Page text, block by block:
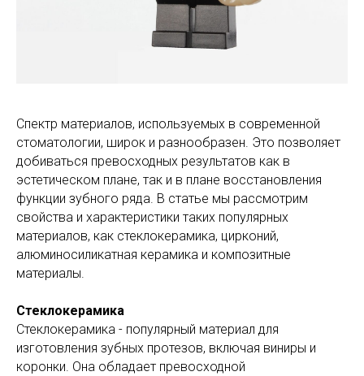
Спектр материалов, используемых в современной
стоматологии, широк и разнообразен. Это позволяет
добиваться превосходных результатов как в
эстетическом плане, так и в плане восстановления
функции зубного ряда. В статье мы рассмотрим
свойства и характеристики таких популярных
материалов, как стеклокерамика, цирконий,
алюминосиликатная керамика и композитные
материалы.
Стеклокерамика
Стеклокерамика - популярный материал для
изготовления зубных протезов, включая виниры и
коронки. Она обладает превосходной